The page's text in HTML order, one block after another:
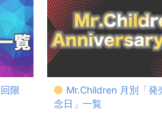
限
Mr.Children 月別「発
念日」一覧